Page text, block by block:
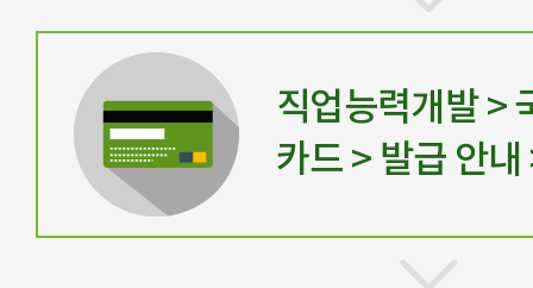
직업능력개발 >
카드 > 발급 안